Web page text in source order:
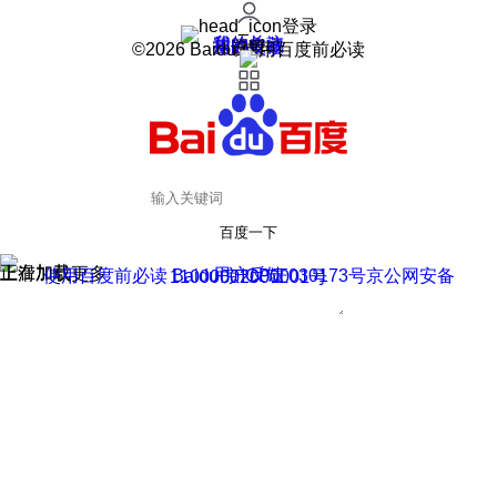
登录
我的关注
我的收藏
皮肤中心
用户反馈
设置
©2026 Baidu 使用百度前必读
百度一下
正在加载
上滑加载更多 用户反馈
使用百度前必读 Baidu 京ICP证030173号
京公网安备11000002000001号